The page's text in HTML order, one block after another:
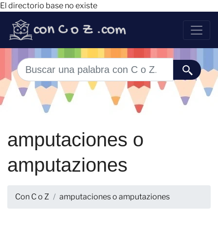
El directorio base no existe
amputaciones o
amputaziones
Con C o Z amputaciones o amputaziones